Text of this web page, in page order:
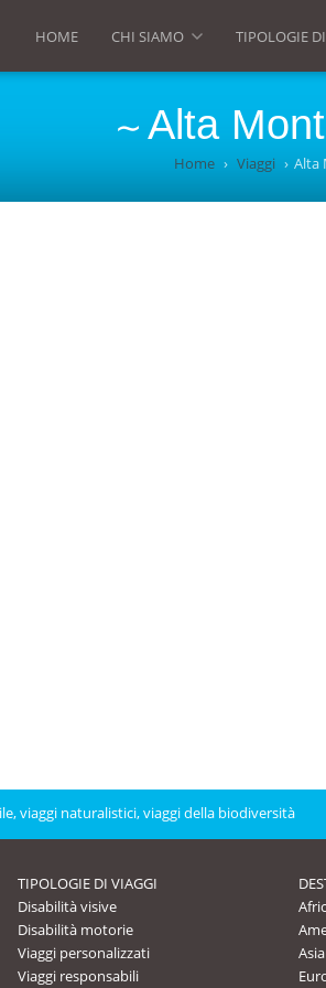
HOME
CHI SIAMO
TIPOLOGIE
Alta
Home Viaggi Alta
viaggi naturalistici, viaggi della biodiversità
TIPOLOGIE DI VIAGGI
Disabilità visive
Disabilità motorie
Viaggi personalizzati
Viaggi responsabili
Asia